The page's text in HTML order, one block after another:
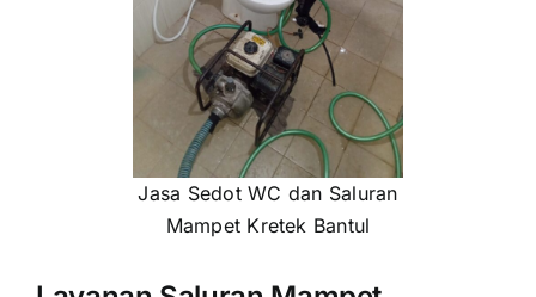
Jasa Sedot WC dan Saluran
Mampet Kretek Bantul